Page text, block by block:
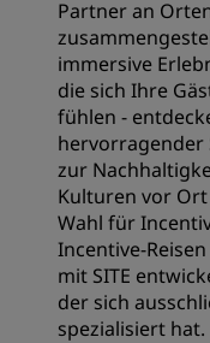
Partner an
immersive
die sich Ihre
fühlen -
hervorragender
zur
Kulturen vor
Wahl für
Incentive-
mit SITE
der sich
spezialisiert hat.